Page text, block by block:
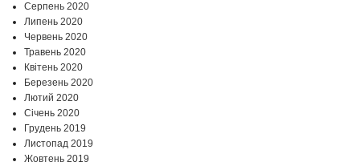
Серпень 2020
Липень 2020
Червень 2020
Травень 2020
Квітень 2020
Березень 2020
Лютий 2020
Січень 2020
Грудень 2019
Листопад 2019
Жовтень 2019